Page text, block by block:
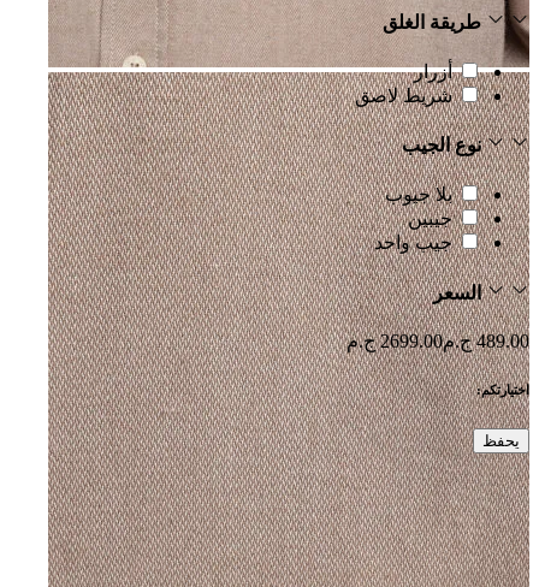
طريقة الغلق
أزرار
شريط لاصق
نوع الجيب
بلا جيوب
جيبين
جيب واحد
السعر
489.00 ج.م 2699.00 ج.م
اختيارتكم:
يحفظ